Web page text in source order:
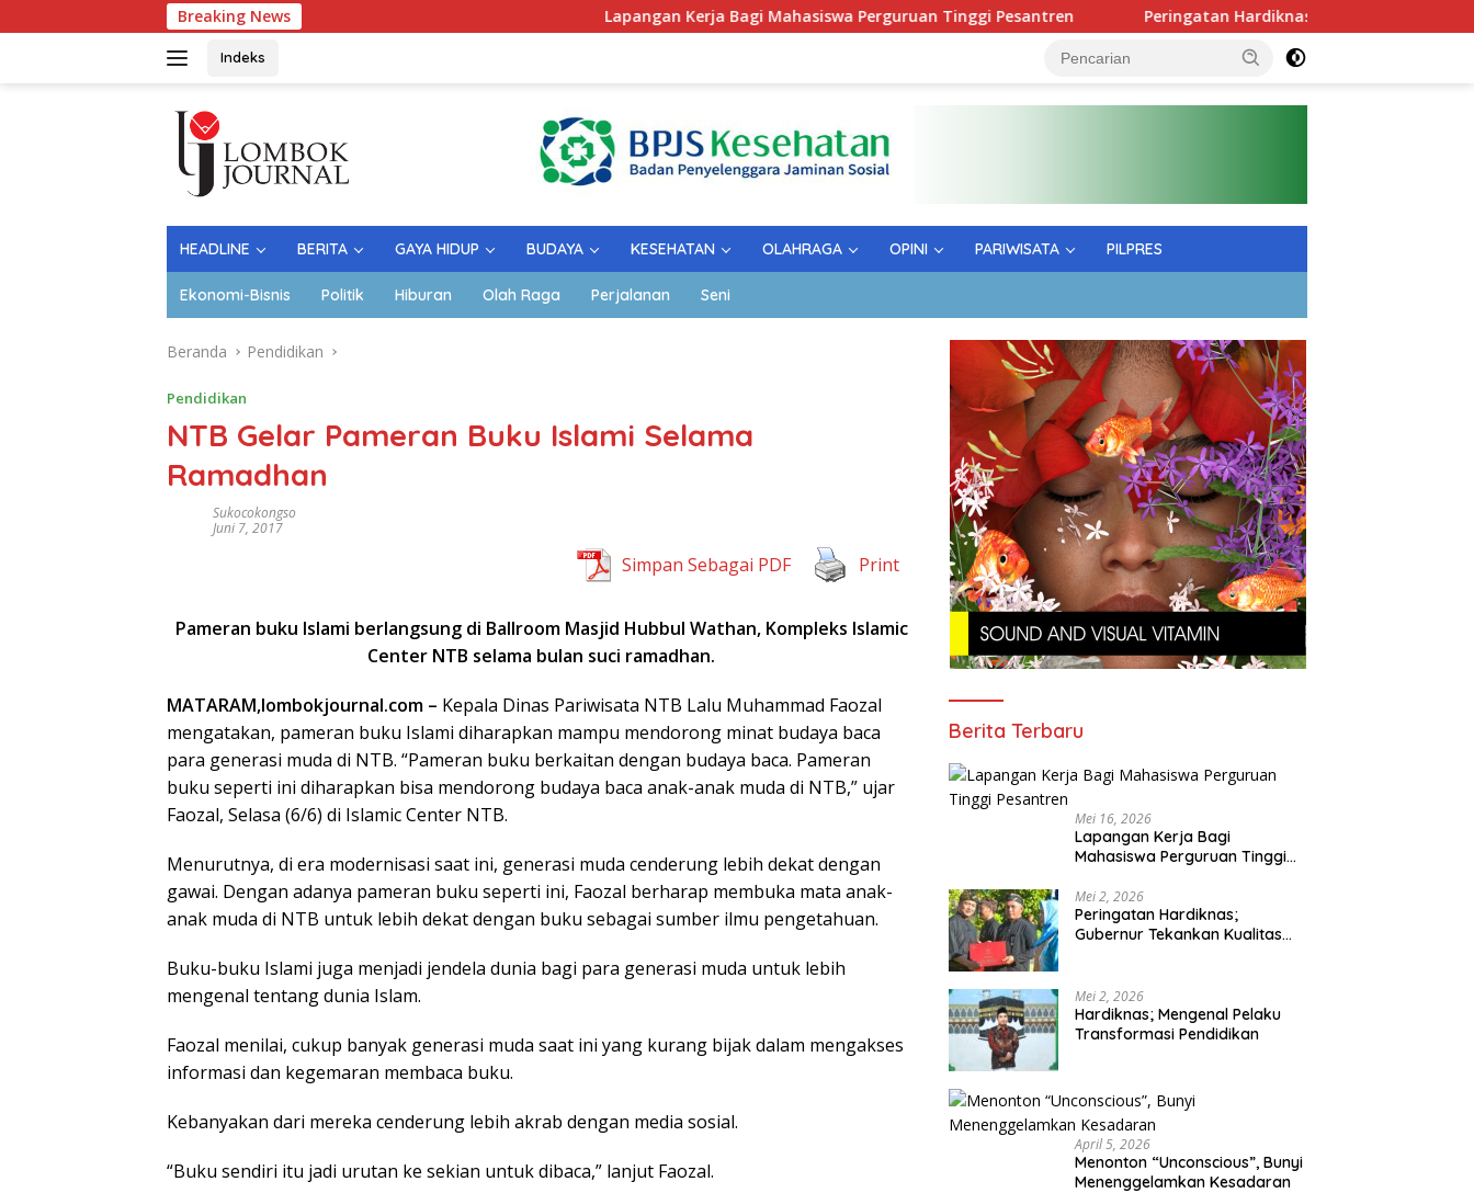
ke
Breaking News Lapangan Kerja Bagi Mahasiswa Perguruan Tinggi Pesantren Peringatan Hardiknas; Gubernur Tekankan Kualitas
Indeks
HEADLINE BERITA GAYA HIDUP BUDAYA KESEHATAN OLAHRAGA OPINI PARIWISATA PILPRES
Ekonomi-Bisnis Politik Hiburan Olah Raga Perjalanan Seni
Beranda Pendidikan
Pendidikan
NTB Gelar Pameran Buku Islami Selama
Ramadhan
Sukocokongso
Juni 7, 2017
Simpan Sebagai PDF Print
Pameran buku Islami berlangsung di Ballroom Masjid Hubbul Wathan, Kompleks Islamic
Center NTB selama bulan suci ramadhan.
MATARAM,lombokjournal.com – Kepala Dinas Pariwisata NTB Lalu Muhammad Faozal
mengatakan, pameran buku Islami diharapkan mampu mendorong minat budaya baca
para generasi muda di NTB. “Pameran buku berkaitan dengan budaya baca. Pameran
buku seperti ini diharapkan bisa mendorong budaya baca anak-anak muda di NTB,” ujar
Faozal, Selasa (6/6) di Islamic Center NTB.
Menurutnya, di era modernisasi saat ini, generasi muda cenderung lebih dekat dengan
gawai. Dengan adanya pameran buku seperti ini, Faozal berharap membuka mata anak-
anak muda di NTB untuk lebih dekat dengan buku sebagai sumber ilmu pengetahuan.
Buku-buku Islami juga menjadi jendela dunia bagi para generasi muda untuk lebih
mengenal tentang dunia Islam.
Faozal menilai, cukup banyak generasi muda saat ini yang kurang bijak dalam mengakses
informasi dan kegemaran membaca buku.
Kebanyakan dari mereka cenderung lebih akrab dengan media sosial.
“Buku sendiri itu jadi urutan ke sekian untuk dibaca,” lanjut Faozal.
Berita Terbaru
Mei 16, 2026
Lapangan Kerja Bagi
Mahasiswa Perguruan Tinggi
Mei 2, 2026
Peringatan Hardiknas;
Gubernur Tekankan Kualitas
Mei 2, 2026
Hardiknas; Mengenal Pelaku
Transformasi Pendidikan
April 5, 2026
Menonton “Unconscious”, Bunyi
Menenggelamkan Kesadaran